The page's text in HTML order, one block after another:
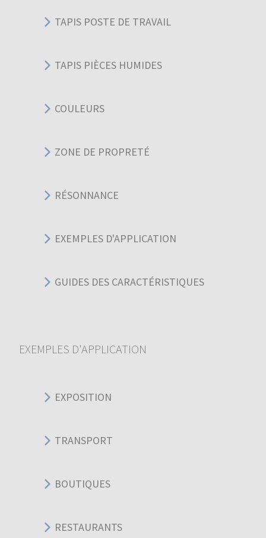
TAPIS POSTE DE TRAVAIL
TAPIS PIÈCES HUMIDES
COULEURS
ZONE DE PROPRETÉ
RÉSONNANCE
EXEMPLES D'APPLICATION
GUIDES DES CARACTÉRISTIQUES
EXEMPLES D'APPLICATION
EXPOSITION
TRANSPORT
BOUTIQUES
RESTAURANTS